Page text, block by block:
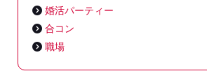
婚活パーティー
合コン
職場